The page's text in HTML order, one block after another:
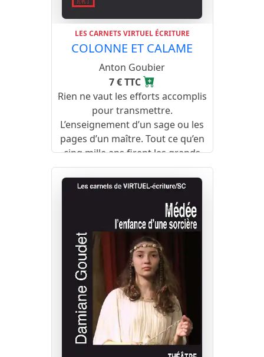
LES CARNETS VIRTUEL ÉCRITURE
COLONNE ET CALAME
Anton Goubier
7 € TTC
Rien ne vaut les efforts accomplis
pour transmettre.
L’enseignement d’un sage ou les
pages d’un maître. Tout ce qu’en
cinq mille ans firent les grands
esprits.